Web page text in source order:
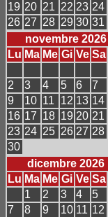
19 20 21 22 23 24
26 27 28 29 30 31
novembre 2026
Lu Ma Me Gi Ve Sa
2
3 4 5 6 7
9
10 11 12 13 14
16 17 18 19 20 21
23 24 25 26 27 28
30
dicembre 2026
Lu Ma Me Gi Ve Sa
1
2 3 4 5
7
8 9 10 11 12